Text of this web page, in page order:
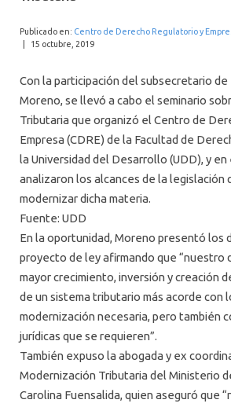
Publicado en: Centro de Derecho Regulatorio y
15 octubre, 2019
Con la participación del subsecretario de
Moreno, se llevó a cabo el seminario
Tributaria que organizó el Centro de
Empresa (CDRE) de la Facultad de
la Universidad del Desarrollo (UDD), y en
analizaron los alcances de la legislación
modernizar dicha materia.
Fuente: UDD
En la oportunidad, Moreno presentó los
proyecto de ley afirmando que “nuestro
mayor crecimiento, inversión y creación
de un sistema tributario más acorde con
modernización necesaria, pero también
jurídicas que se requieren”.
También expuso la abogada y ex
Modernización Tributaria del Ministerio
Carolina Fuensalida, quien aseguró que